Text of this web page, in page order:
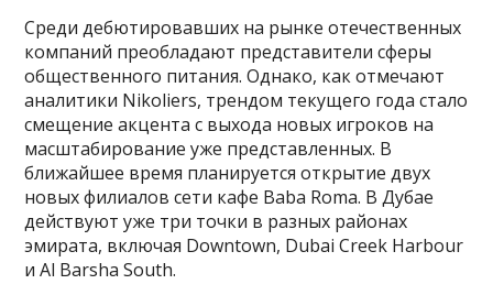
Среди дебютировавших на рынке отечественных
компаний преобладают представители сферы
общественного питания. Однако, как отмечают
аналитики Nikoliers, трендом текущего года стало
смещение акцента с выхода новых игроков на
масштабирование уже представленных. В
ближайшее время планируется открытие двух
новых филиалов сети кафе Baba Roma. В Дубае
действуют уже три точки в разных районах
эмирата, включая Downtown, Dubai Creek Harbour
и Al Barsha South.